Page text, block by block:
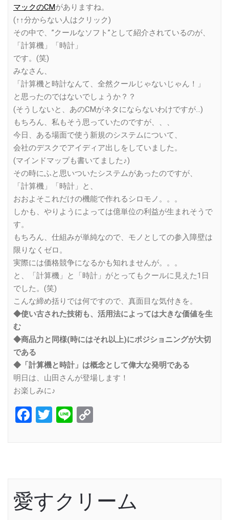
マックのCMがありますね。
(↑↑分からない人はクリック)
その中で、”クールなソフト”として紹介されているのが、
「計算機」「時計」
です。(笑)
みなさん、
「計算機と時計なんて、全然クールじゃないじゃん！」
と思ったのではないでしょうか？？
(そうしないと、あのCMがネタにならないわけですが…)
もちろん、私もそう思っていたのですが、、、
今日、ある場面で使う新規のシステムについて、
会社のデスクでアイディア出しをしていました。
(マインドマップも書いてました♪)
その時にふと思いついたシステムがあったのですが、
「計算機」「時計」と、
おおよそこれだけの機能で作れるシロモノ。。。
しかも、やりようによっては億単位の利益が生まれそうで
す。
もちろん、仕組みが単純なので、モノとしての参入障壁は
限りなくゼロ。
実際には価格競争になるかも知れませんが。。。
と、「計算機」と「時計」がとってもクールに見えた1日
でした。(笑)
こんな締め括りでは何ですので、真面目な気付きを。
◆使い古された技術も、活用法によっては大きな価値を生
む
◆商品力と同様(時にはそれ以上)にポジショニングが大切
である
◆「計算機と時計」は概念として偉大な発明である
明日は、山田さんが登場します！
お楽しみに♪
Facebook
Twitter
Line
愛すクリーム